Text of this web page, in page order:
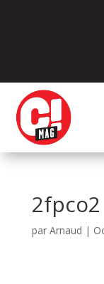
2fpco2
par Arnaud |